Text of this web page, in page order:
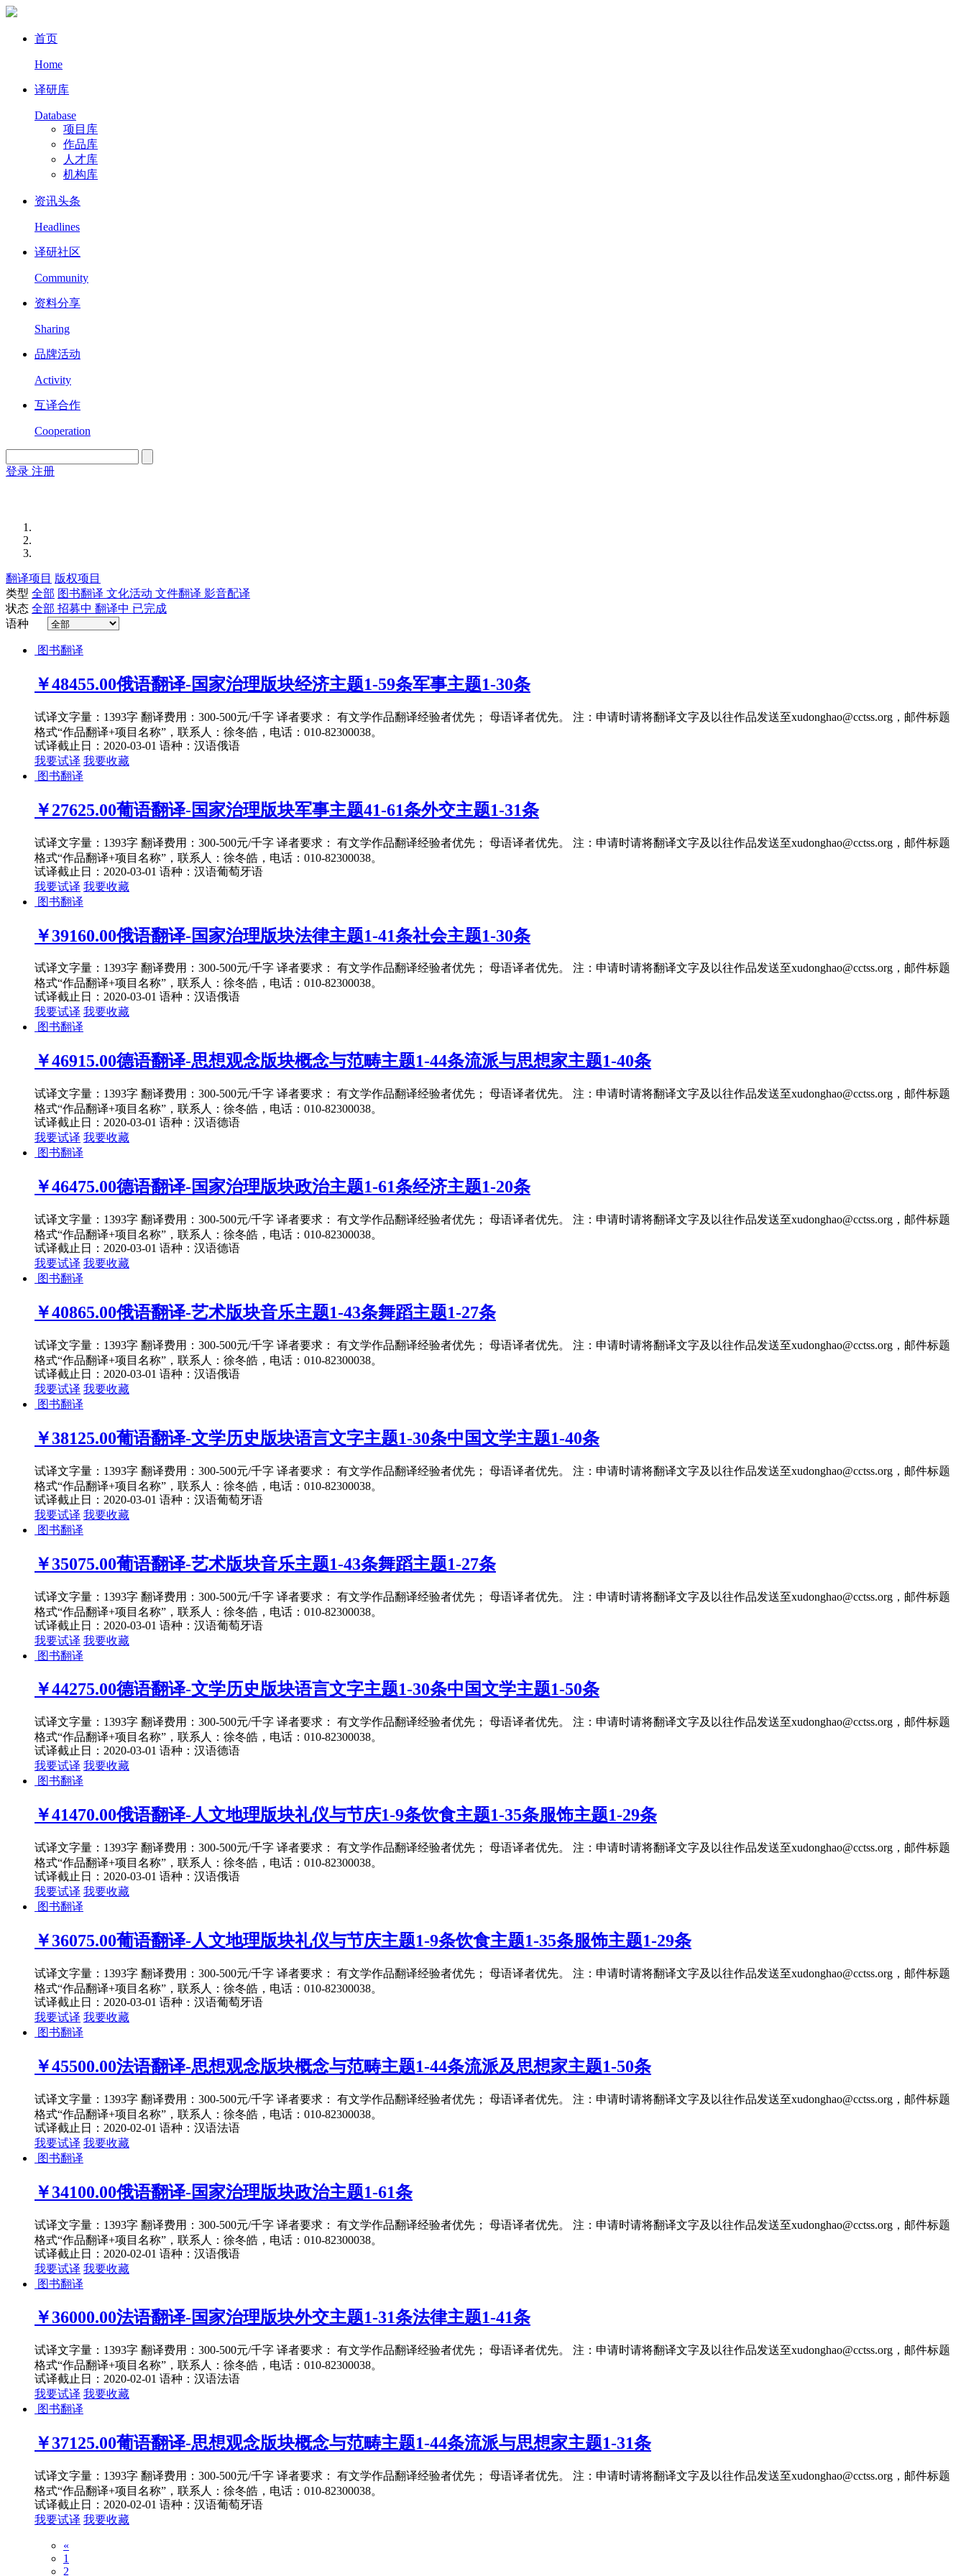
首页
Home
译研库
Database
项目库
作品库
人才库
机构库
资讯头条
Headlines
译研社区
Community
资料分享
Sharing
品牌活动
Activity
互译合作
Cooperation
登录 注册
翻译项目 版权项目
类型 全部 图书翻译 文化活动 文件翻译 影音配译
状态 全部 招募中 翻译中 已完成
语种
图书翻译
￥48455.00俄语翻译-国家治理版块经济主题1-59条军事主题1-30条
试译文字量：1393字 翻译费用：300-500元/千字 译者要求： 有文学作品翻译经验者优先； 母语译者优先。 注：申请时请将翻译文字及以往作品发送至xudonghao@cctss.org，邮件标题
格式“作品翻译+项目名称”，联系人：徐冬皓，电话：010-82300038。
试译截止日：2020-03-01 语种：汉语俄语
我要试译 我要收藏
图书翻译
￥27625.00葡语翻译-国家治理版块军事主题41-61条外交主题1-31条
试译文字量：1393字 翻译费用：300-500元/千字 译者要求： 有文学作品翻译经验者优先； 母语译者优先。 注：申请时请将翻译文字及以往作品发送至xudonghao@cctss.org，邮件标题
格式“作品翻译+项目名称”，联系人：徐冬皓，电话：010-82300038。
试译截止日：2020-03-01 语种：汉语葡萄牙语
我要试译 我要收藏
图书翻译
￥39160.00俄语翻译-国家治理版块法律主题1-41条社会主题1-30条
试译文字量：1393字 翻译费用：300-500元/千字 译者要求： 有文学作品翻译经验者优先； 母语译者优先。 注：申请时请将翻译文字及以往作品发送至xudonghao@cctss.org，邮件标题
格式“作品翻译+项目名称”，联系人：徐冬皓，电话：010-82300038。
试译截止日：2020-03-01 语种：汉语俄语
我要试译 我要收藏
图书翻译
￥46915.00德语翻译-思想观念版块概念与范畴主题1-44条流派与思想家主题1-40条
试译文字量：1393字 翻译费用：300-500元/千字 译者要求： 有文学作品翻译经验者优先； 母语译者优先。 注：申请时请将翻译文字及以往作品发送至xudonghao@cctss.org，邮件标题
格式“作品翻译+项目名称”，联系人：徐冬皓，电话：010-82300038。
试译截止日：2020-03-01 语种：汉语德语
我要试译 我要收藏
图书翻译
￥46475.00德语翻译-国家治理版块政治主题1-61条经济主题1-20条
试译文字量：1393字 翻译费用：300-500元/千字 译者要求： 有文学作品翻译经验者优先； 母语译者优先。 注：申请时请将翻译文字及以往作品发送至xudonghao@cctss.org，邮件标题
格式“作品翻译+项目名称”，联系人：徐冬皓，电话：010-82300038。
试译截止日：2020-03-01 语种：汉语德语
我要试译 我要收藏
图书翻译
￥40865.00俄语翻译-艺术版块音乐主题1-43条舞蹈主题1-27条
试译文字量：1393字 翻译费用：300-500元/千字 译者要求： 有文学作品翻译经验者优先； 母语译者优先。 注：申请时请将翻译文字及以往作品发送至xudonghao@cctss.org，邮件标题
格式“作品翻译+项目名称”，联系人：徐冬皓，电话：010-82300038。
试译截止日：2020-03-01 语种：汉语俄语
我要试译 我要收藏
图书翻译
￥38125.00葡语翻译-文学历史版块语言文字主题1-30条中国文学主题1-40条
试译文字量：1393字 翻译费用：300-500元/千字 译者要求： 有文学作品翻译经验者优先； 母语译者优先。 注：申请时请将翻译文字及以往作品发送至xudonghao@cctss.org，邮件标题
格式“作品翻译+项目名称”，联系人：徐冬皓，电话：010-82300038。
试译截止日：2020-03-01 语种：汉语葡萄牙语
我要试译 我要收藏
图书翻译
￥35075.00葡语翻译-艺术版块音乐主题1-43条舞蹈主题1-27条
试译文字量：1393字 翻译费用：300-500元/千字 译者要求： 有文学作品翻译经验者优先； 母语译者优先。 注：申请时请将翻译文字及以往作品发送至xudonghao@cctss.org，邮件标题
格式“作品翻译+项目名称”，联系人：徐冬皓，电话：010-82300038。
试译截止日：2020-03-01 语种：汉语葡萄牙语
我要试译 我要收藏
图书翻译
￥44275.00德语翻译-文学历史版块语言文字主题1-30条中国文学主题1-50条
试译文字量：1393字 翻译费用：300-500元/千字 译者要求： 有文学作品翻译经验者优先； 母语译者优先。 注：申请时请将翻译文字及以往作品发送至xudonghao@cctss.org，邮件标题
格式“作品翻译+项目名称”，联系人：徐冬皓，电话：010-82300038。
试译截止日：2020-03-01 语种：汉语德语
我要试译 我要收藏
图书翻译
￥41470.00俄语翻译-人文地理版块礼仪与节庆1-9条饮食主题1-35条服饰主题1-29条
试译文字量：1393字 翻译费用：300-500元/千字 译者要求： 有文学作品翻译经验者优先； 母语译者优先。 注：申请时请将翻译文字及以往作品发送至xudonghao@cctss.org，邮件标题
格式“作品翻译+项目名称”，联系人：徐冬皓，电话：010-82300038。
试译截止日：2020-03-01 语种：汉语俄语
我要试译 我要收藏
图书翻译
￥36075.00葡语翻译-人文地理版块礼仪与节庆主题1-9条饮食主题1-35条服饰主题1-29条
试译文字量：1393字 翻译费用：300-500元/千字 译者要求： 有文学作品翻译经验者优先； 母语译者优先。 注：申请时请将翻译文字及以往作品发送至xudonghao@cctss.org，邮件标题
格式“作品翻译+项目名称”，联系人：徐冬皓，电话：010-82300038。
试译截止日：2020-03-01 语种：汉语葡萄牙语
我要试译 我要收藏
图书翻译
￥45500.00法语翻译-思想观念版块概念与范畴主题1-44条流派及思想家主题1-50条
试译文字量：1393字 翻译费用：300-500元/千字 译者要求： 有文学作品翻译经验者优先； 母语译者优先。 注：申请时请将翻译文字及以往作品发送至xudonghao@cctss.org，邮件标题
格式“作品翻译+项目名称”，联系人：徐冬皓，电话：010-82300038。
试译截止日：2020-02-01 语种：汉语法语
我要试译 我要收藏
图书翻译
￥34100.00俄语翻译-国家治理版块政治主题1-61条
试译文字量：1393字 翻译费用：300-500元/千字 译者要求： 有文学作品翻译经验者优先； 母语译者优先。 注：申请时请将翻译文字及以往作品发送至xudonghao@cctss.org，邮件标题
格式“作品翻译+项目名称”，联系人：徐冬皓，电话：010-82300038。
试译截止日：2020-02-01 语种：汉语俄语
我要试译 我要收藏
图书翻译
￥36000.00法语翻译-国家治理版块外交主题1-31条法律主题1-41条
试译文字量：1393字 翻译费用：300-500元/千字 译者要求： 有文学作品翻译经验者优先； 母语译者优先。 注：申请时请将翻译文字及以往作品发送至xudonghao@cctss.org，邮件标题
格式“作品翻译+项目名称”，联系人：徐冬皓，电话：010-82300038。
试译截止日：2020-02-01 语种：汉语法语
我要试译 我要收藏
图书翻译
￥37125.00葡语翻译-思想观念版块概念与范畴主题1-44条流派与思想家主题1-31条
试译文字量：1393字 翻译费用：300-500元/千字 译者要求： 有文学作品翻译经验者优先； 母语译者优先。 注：申请时请将翻译文字及以往作品发送至xudonghao@cctss.org，邮件标题
格式“作品翻译+项目名称”，联系人：徐冬皓，电话：010-82300038。
试译截止日：2020-02-01 语种：汉语葡萄牙语
我要试译 我要收藏
«
1
2